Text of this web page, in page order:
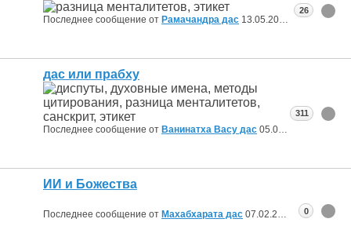
Последнее сообщение от Рамачандра дас 13.05.2026 14:09
26
дас или прабху
Последнее сообщение от Ванинатха Васу дас 05.03.2026
311
ИИ и Божества
Последнее сообщение от Махабхарата дас 07.02.2026 13:26
0